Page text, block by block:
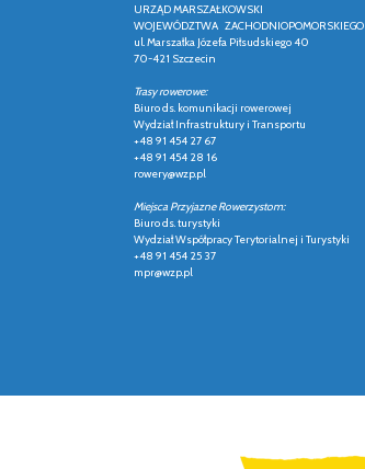
URZĄD MARSZAŁKOWSKI
WOJEWÓDZTWA ZACHODNIOPOMORSKIEGO
ul. Marszałka Józefa Piłsudskiego 40
70-421 Szczecin
Trasy rowerowe:
Biuro ds. komunikacji rowerowej
Wydział Infrastruktury i Transportu
+48 91 454 27 67
+48 91 454 28 16
rowery@wzp.pl
Miejsca Przyjazne Rowerzystom:
Biuro ds. turystyki
Wydział Współpracy Terytorialnej i Turystyki
+48 91 454 25 37
mpr@wzp.pl